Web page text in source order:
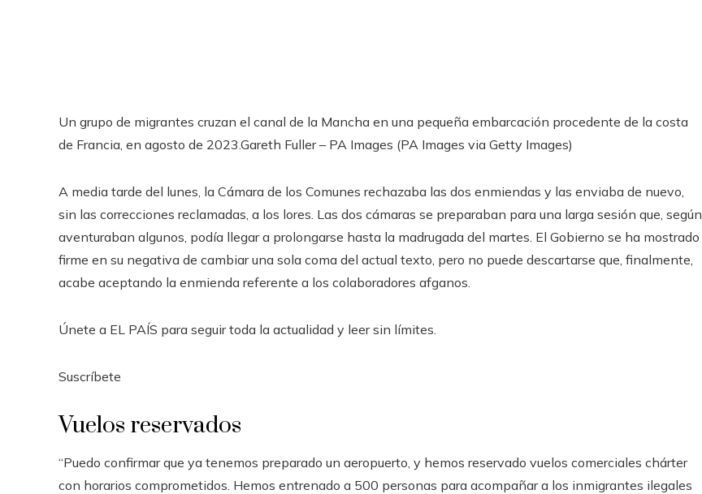
Un grupo de migrantes cruzan el canal de la Mancha en una pequeña embarcación procedente de la costa
de Francia, en agosto de 2023.Gareth Fuller – PA Images (PA Images via Getty Images)
A media tarde del lunes, la Cámara de los Comunes rechazaba las dos enmiendas y las enviaba de nuevo,
sin las correcciones reclamadas, a los lores. Las dos cámaras se preparaban para una larga sesión que, según
aventuraban algunos, podía llegar a prolongarse hasta la madrugada del martes. El Gobierno se ha mostrado
firme en su negativa de cambiar una sola coma del actual texto, pero no puede descartarse que, finalmente,
acabe aceptando la enmienda referente a los colaboradores afganos.
Únete a EL PAÍS para seguir toda la actualidad y leer sin límites.
Suscríbete
Vuelos reservados
“Puedo confirmar que ya tenemos preparado un aeropuerto, y hemos reservado vuelos comerciales chárter
con horarios comprometidos. Hemos entrenado a 500 personas para acompañar a los inmigrantes ilegales